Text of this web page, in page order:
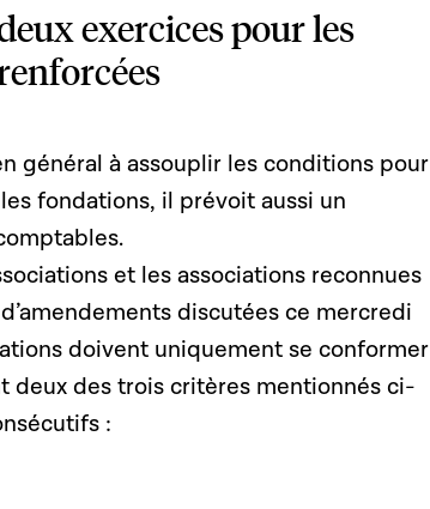
exercices pour les
général à assouplir les conditions pour
fondations, il prévoit aussi un
et les associations reconnues
discutées ce mercredi
doivent uniquement se conformer
deux des trois critères mentionnés ci-
: